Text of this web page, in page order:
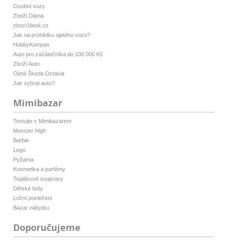
Osobní vozy
Zboží Dáma
zbozi.blesk.cz
Jak na prohlídku ojetého vozu?
HobbyKompas
Auto pro začátečníka do 100 000 Kč
Zboží Auto
Ojetá Škoda Octavia
Jak vybrat auto?
Mimibazar
Testujte s Mimibazarem
Monster High
Barbie
Lego
Pyžama
Kosmetika a parfémy
Teplákové soupravy
Dětské boty
Ložní povlečení
Bazar nábytku
Doporučujeme